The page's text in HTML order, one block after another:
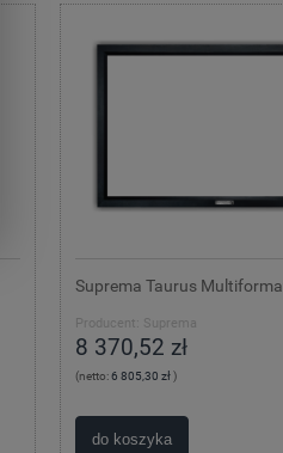
Suprema Taurus
Producent: Suprema
8 370,52 zł
(netto:6 805,30 zł)
do koszyka